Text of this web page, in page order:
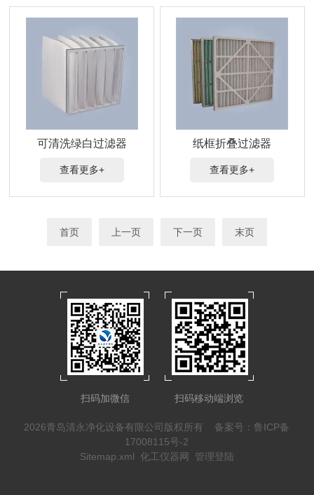
可清洗绿白过滤器
查看更多+
纸框折叠过滤器
查看更多+
首页 上一页 下一页 末页
扫码加微信 扫码移动端浏览
2026青岛清永净化设备有限公司版权所有 备案号：鲁ICP备
17008115号-2
Sitemap.xml 化工仪器网 管理登陆